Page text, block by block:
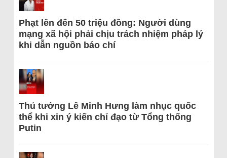
Phạt lên đến 50 triệu đồng: Người dùng
mạng xã hội phải chịu trách nhiệm pháp lý
khi dẫn nguồn báo chí
Thủ tướng Lê Minh Hưng làm nhục quốc
thể khi xin ý kiến chỉ đạo từ Tổng thống
Putin